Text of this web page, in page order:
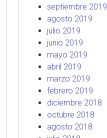
septiembre 2019
agosto 2019
julio 2019
junio 2019
mayo 2019
abril 2019
marzo 2019
febrero 2019
diciembre 2018
octubre 2018
agosto 2018